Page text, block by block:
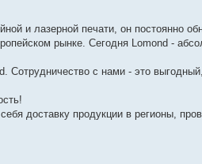
и лазерной печати, он постоянно
рынке. Сегодня Lomond -
с нами - это
доставку продукции в регионы,